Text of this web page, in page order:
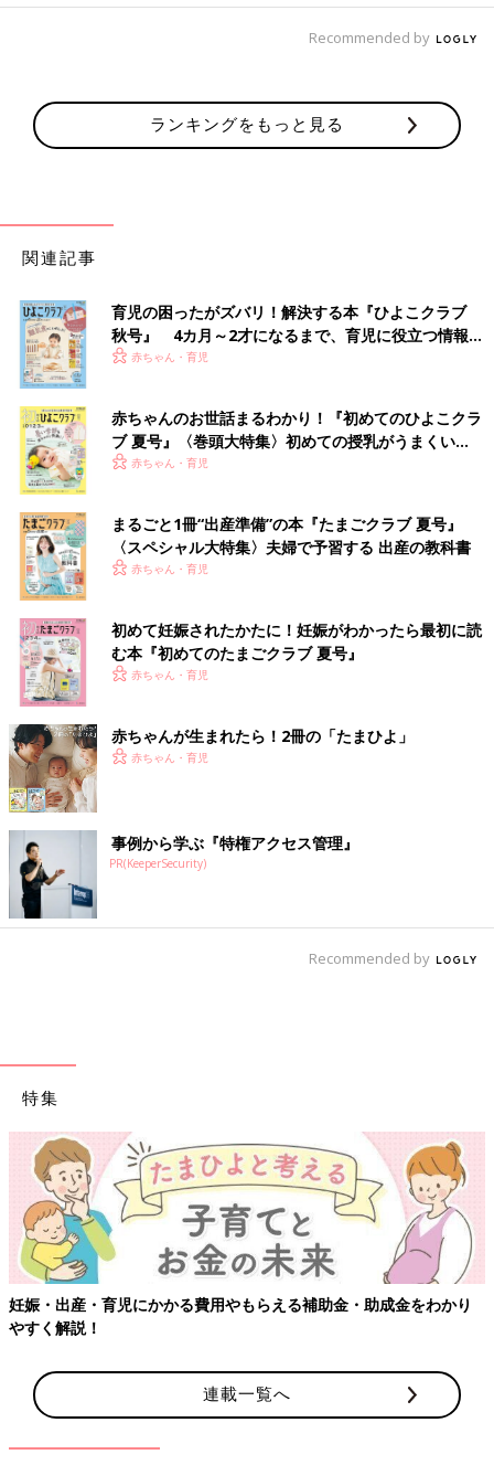
Recommended by
ランキングをもっと見る
関連記事
育児の困ったがズバリ！解決する本『ひよこクラブ
秋号』 4カ月～2才になるまで、育児に役立つ情報が
いっぱい！
赤ちゃん・育児
赤ちゃんのお世話まるわかり！『初めてのひよこクラ
ブ 夏号』〈巻頭大特集〉初めての授乳がうまくい
く！ おっぱい・ミルクの基本と夏のトラブル 解決テ
赤ちゃん・育児
まるごと1冊“出産準備”の本『たまごクラブ 夏号』
〈スペシャル大特集〉夫婦で予習する 出産の教科書
赤ちゃん・育児
初めて妊娠されたかたに！妊娠がわかったら最初に読
む本『初めてのたまごクラブ 夏号』
赤ちゃん・育児
赤ちゃんが生まれたら！2冊の「たまひよ」
赤ちゃん・育児
事例から学ぶ『特権アクセス管理』
PR(KeeperSecurity)
Recommended by
特集
妊娠・出産・育児にかかる費用やもらえる補助金・助成金をわかり
やすく解説！
連載一覧へ